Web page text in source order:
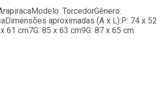
TorcedorGênero:
aproximadas (A x L):P: 74 x 52
61 cm7G: 85 x 63 cm9G: 87 x 65 cm